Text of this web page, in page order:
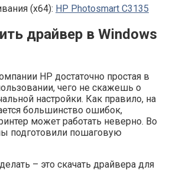
(x64): HP Photosmart C3135
драйвер в Windows
НР достаточно простая в
чего не скажешь о
настройки. Как правило, на
большинство ошибок,
может работать неверно. Во
подготовили пошаговую
– это скачать драйвера для